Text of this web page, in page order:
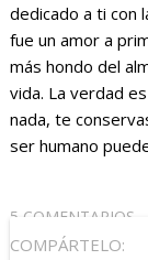
dedicado a ti con
fue un amor a
más hondo del
vida. La verdad
nada, te
ser humano
5 COMENTARIOS
COMPÁRTELO: